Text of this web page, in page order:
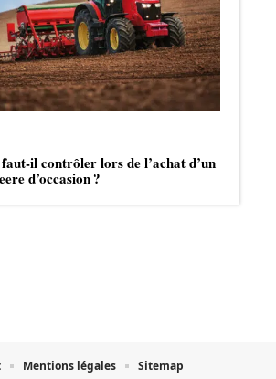
il contrôler lors de l’achat d’un
d’occasion ?
Mentions légales Sitemap